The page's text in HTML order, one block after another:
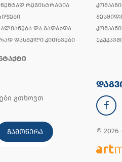
ᲠᲔᲒᲘᲡᲢᲠᲐᲪᲘᲐ
ᲓᲐ ᲒᲐᲓᲐᲮᲓᲐ
ᲓᲐᲡᲛᲣᲚᲘ ᲙᲘᲗᲮᲕᲔᲑᲘ
გთხოვთ
ᲒᲐᲛᲝᲬᲔᲠᲐ ©